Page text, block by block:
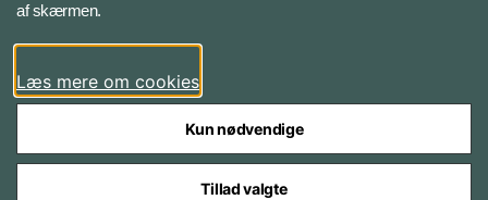
LinkedIn
af skærmen.
Læs mere om cookies
Kun nødvendige
Tillad valgte